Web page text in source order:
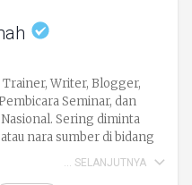
Writer, Blogger,
Seminar, dan
Sering diminta
nara sumber di bidang
Learning, dan PTK. Siapa
SELANJUTNYA